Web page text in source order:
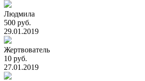
Людмила
500 руб.
29.01.2019
Жертвователь
10 руб.
27.01.2019